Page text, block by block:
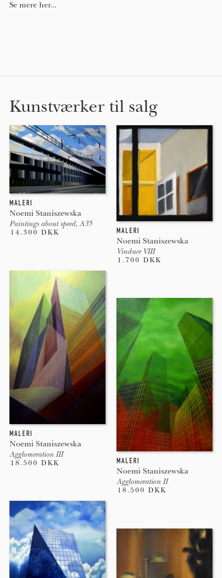
Se mere her...
Kunstværker til salg
MALERI
Noemi Staniszewska
Paintings about speed, A35
14.300 DKK MALERI
Noemi Staniszewska
Vinduer VIII
1.700 DKK
MALERI
Noemi Staniszewska
Agglomeration III
18.500 DKK MALERI
Noemi Staniszewska
Agglomeration II
18.500 DKK